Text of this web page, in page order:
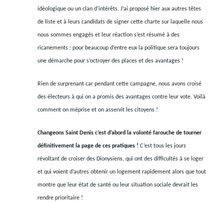
idéologique ou un clan d’intérêts. J’ai proposé hier aux autres têtes
de liste et à leurs candidats de signer cette charte sur laquelle nous
nous sommes engagés et leur réaction s’est résumé à des
ricanements : pour beaucoup d’entre eux la politique sera toujours
une démarche pour s’octroyer des places et des avantages !
Rien de surprenant car pendant cette campagne, nous avons croisé
des électeurs à qui on a promis des avantages contre leur vote. Voilà
comment on méprise et on asservit les citoyens !
Changeons Saint Denis c’est d’abord la volonté farouche de tourner
définitivement la page de ces pratiques ! C’est tous les jours
révoltant de croiser des Dionysiens, qui ont des difficultés à se loger
et qui voient d’autres obtenir un logement rapidement alors que tout
montre que leur état de santé ou leur situation sociale devrait les
rendre prioritaire !